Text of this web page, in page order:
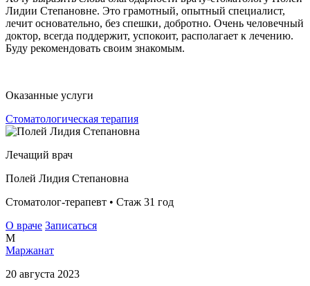
Лидии Степановне. Это грамотный, опытный специалист,
лечит основательно, без спешки, добротно. Очень человечный
доктор, всегда поддержит, успокоит, располагает к лечению.
Буду рекомендовать своим знакомым.
Оказанные услуги
Стоматологическая терапия
Лечащий врач
Полей Лидия Степановна
Стоматолог-терапевт • Стаж 31 год
О враче Записаться
М
Маржанат
20 августа 2023